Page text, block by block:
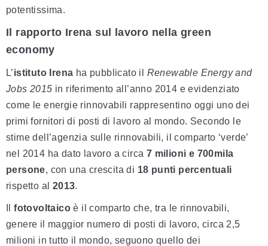
potentissima.
Il rapporto Irena sul lavoro nella green
economy
L’istituto Irena ha pubblicato il Renewable Energy and
Jobs 2015 in riferimento all’anno 2014 e evidenziato
come le energie rinnovabili rappresentino oggi uno dei
primi fornitori di posti di lavoro al mondo. Secondo le
stime dell’agenzia sulle rinnovabili, il comparto ‘verde’
nel 2014 ha dato lavoro a circa 7 milioni e 700mila
persone, con una crescita di 18 punti percentuali
rispetto al 2013.
Ilfotovoltaico è il comparto che, tra le rinnovabili,
genere il maggior numero di posti di lavoro, circa 2,5
milioni in tutto il mondo, seguono quello dei